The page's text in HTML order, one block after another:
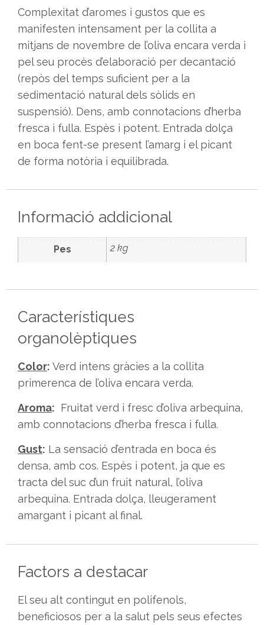
Complexitat d’aromes i gustos que es
manifesten intensament per la collita a
mitjans de novembre de l’oliva encara verda i
pel seu procès d’elaboració per decantació
(repòs del temps suficient per a la
sedimentació natural dels sòlids en
suspensió). Dens, amb connotacions d’herba
fresca i fulla. Espès i potent. Entrada dolça
en boca fent-se present l’amarg i el picant
de forma notòria i equilibrada.
Informació addicional
Pes 2 kg
Característiques
organolèptiques
Color: Verd intens gràcies a la collita
primerenca de l’oliva encara verda.
Aroma: Fruitat verd i fresc d’oliva arbequina,
amb connotacions d’herba fresca i fulla.
Gust: La sensació d’entrada en boca és
densa, amb cos. Espès i potent, ja que es
tracta del suc d’un fruit natural, l’oliva
arbequina. Entrada dolça, lleugerament
amargant i picant al final.
Factors a destacar
El seu alt contingut en polifenols,
beneficiosos per a la salut pels seus efectes